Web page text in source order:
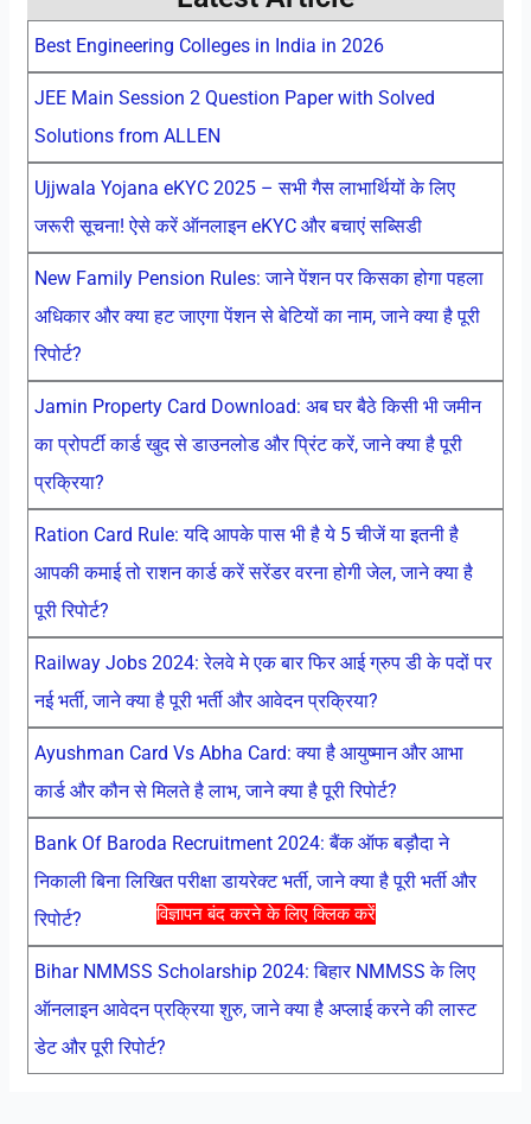
विज्ञापन बंद करने के लिए क्लिक करें
Best Engineering Colleges in India in 2026
JEE Main Session 2 Question Paper with Solved
Solutions from ALLEN
Ujjwala Yojana eKYC 2025 – सभी गैस लाभार्थियों के लिए
जरूरी सूचना! ऐसे करें ऑनलाइन eKYC और बचाएं सब्सिडी
New Family Pension Rules: जाने पेंशन पर किसका होगा पहला
अधिकार और क्या हट जाएगा पेंशन से बेटियों का नाम, जाने क्या है पूरी
रिपोर्ट?
Jamin Property Card Download: अब घर बैठे किसी भी जमीन
का प्रोपर्टी कार्ड खुद से डाउनलोड और प्रिंट करें, जाने क्या है पूरी
प्रक्रिया?
Ration Card Rule: यदि आपके पास भी है ये 5 चीजें या इतनी है
आपकी कमाई तो राशन कार्ड करें सरेंडर वरना होगी जेल, जाने क्या है
पूरी रिपोर्ट?
Railway Jobs 2024: रेलवे मे एक बार फिर आई ग्रुप डी के पदों पर
नई भर्ती, जाने क्या है पूरी भर्ती और आवेदन प्रक्रिया?
Ayushman Card Vs Abha Card: क्या है आयुष्मान और आभा
कार्ड और कौन से मिलते है लाभ, जाने क्या है पूरी रिपोर्ट?
Bank Of Baroda Recruitment 2024: बैंक ऑफ बड़ौदा ने
निकाली बिना लिखित परीक्षा डायरेक्ट भर्ती, जाने क्या है पूरी भर्ती और
रिपोर्ट?
Bihar NMMSS Scholarship 2024: बिहार NMMSS के लिए
ऑनलाइन आवेदन प्रक्रिया शुरु, जाने क्या है अप्लाई करने की लास्ट
डेट और पूरी रिपोर्ट?